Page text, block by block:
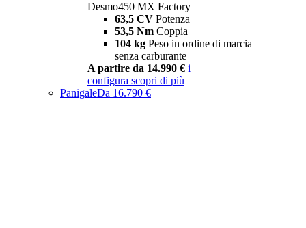
Desmo450 MX Factory
63,5 CV Potenza
53,5 Nm Coppia
104 kg Peso in ordine di marcia
senza carburante
A partire da 14.990 € i
configura scopri di più
PanigaleDa 16.790 €